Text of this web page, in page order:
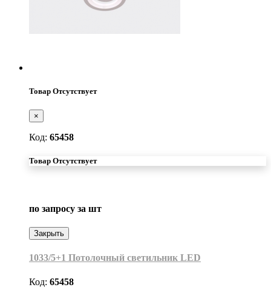
Товар Отсутствует
×
Код: 65458
Товар Отсутствует
по запросу за шт
Закрыть
1033/5+1 Потолочный светильник LED
Код: 65458